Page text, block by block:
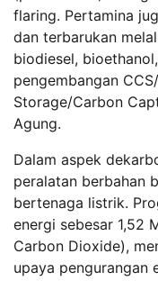
flaring. Pertamina
dan terbarukan
biodiesel,
pengembangan
Storage/Carbon
Agung.
Dalam aspek
peralatan berbahan
bertenaga listrik.
energi sebesar 1,52
Carbon Dioxide),
upaya pengurangan